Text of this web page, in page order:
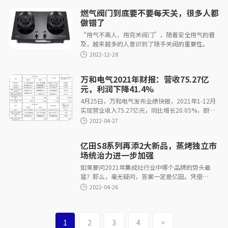
2023-01-09
燃气阀门到底要不要每天关，很多人都
做错了
“用气不离人、用完关阀门”，随着安全用气的普
及，越来越多的人意识到了随手关阀的重要性。
万和电气2021年财报：营收75.27亿
元，利润下降41.4%
4月25日，万和电气发布业绩快报，2021年1-12月
实现营业收入75.27亿元，同比增长20.05%，厨卫
电器行业平均营业收入增长率为30.08%；归属于上
亿田S8系列再添2大新品，蒸烤独立市
场统治力进一步加强
如果要问2021年集成灶行业中哪个品牌的势头最
猛？那么，毫无疑问，答案一定是亿田。凭借
71.66%行业第一的营收增速，稳居行业巅峰宝座的
创的蒸烤独立集成灶正是撬动新增长的重要力量。
1 2 3 4 >